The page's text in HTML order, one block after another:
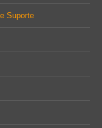
Suporte